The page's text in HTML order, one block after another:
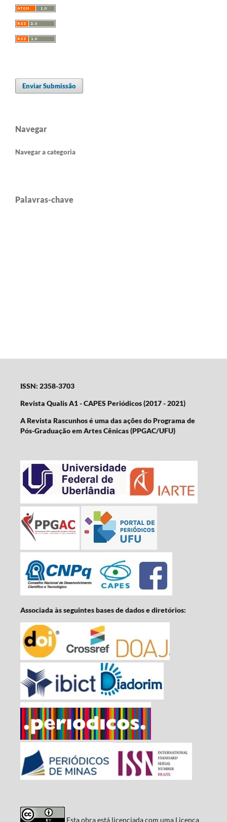
Enviar Submissão
Navegar
Navegar a categoria
Palavras-chave
ISSN: 2358-3703
Revista Qualis A1 - CAPES Periódicos (2017 - 2021)
A Revista Rascunhos é uma das ações do Programa de
Pós-Graduação em Artes Cênicas (PPGAC/UFU)
Associada às seguintes bases de dados e diretórios:
Esta obra está licenciada com uma Licença